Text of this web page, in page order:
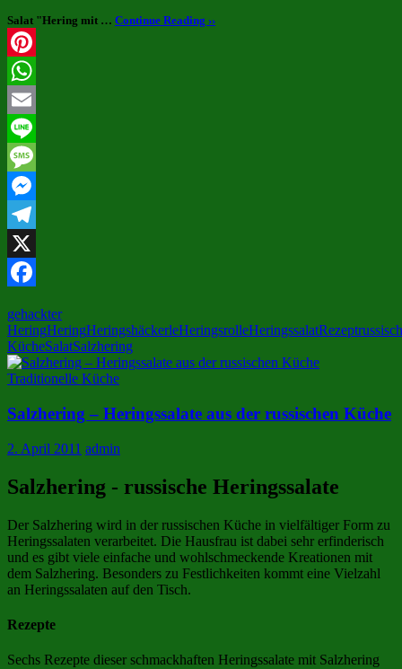
Salat "Hering mit … Continue Reading ››
Pinterest
WhatsApp
Email
Line
Message
Messenger
Telegram
X
gehackter
HeringHeringHeringshäckerleHeringsrolleHeringssalatRezept
KücheSalatSalzhering
Traditionelle Küche
Salzhering – Heringssalate aus der russischen Küche
2. April 2011 admin
Salzhering - russische Heringssalate
Der Salzhering wird in der russischen Küche in vielfältiger Form zu
Heringssalaten verarbeitet. Die Hausfrau ist dabei sehr erfinderisch
und es gibt viele einfache und wohlschmeckende Kreationen mit
dem Salzhering. Besonders zu Festlichkeiten kommt eine Vielzahl
an Heringssalaten auf den Tisch.
Rezepte
Sechs Rezepte dieser schmackhaften Heringssalate mit Salzhering